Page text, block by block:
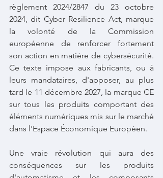
règlement 2024/2847 du 23 octobre
2024, dit Cyber Resilience Act, marque
la volonté de la Commission
européenne de renforcer fortement
son action en matière de cybersécurité.
Ce texte impose aux fabricants, ou à
leurs mandataires, d'apposer, au plus
tard le 11 décembre 2027, la marque CE
sur tous les produits comportant des
éléments numériques mis sur le marché
dans l'Espace Économique Européen.
Une vraie révolution qui aura des
conséquences sur les produits